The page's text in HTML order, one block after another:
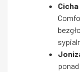
Cicha